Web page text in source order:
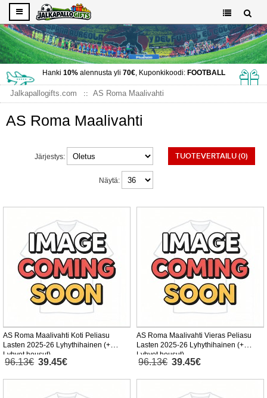
Hanki 10%alennusta yli 70€, Kuponkikoodi: FOOTBALL
Jalkapallogifts.com AS Roma Maalivahti
AS Roma Maalivahti
TUOTEVERTAILU (0)
Järjestys:
Näytä:
AS Roma Maalivahti Koti Peliasu
Lasten 2025-26 Lyhythihainen (+
Lyhyet housut)
96.13€ 39.45€
AS Roma Maalivahti Vieras Peliasu
Lasten 2025-26 Lyhythihainen (+
Lyhyet housut)
96.13€ 39.45€